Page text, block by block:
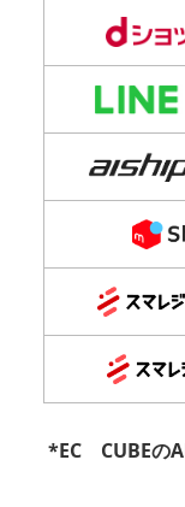
*EC CUBEの